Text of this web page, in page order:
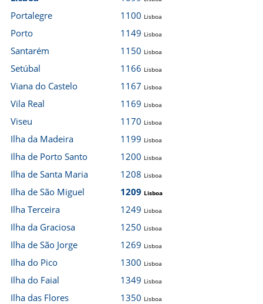
Portalegre
Porto
Santarém
Setúbal
Viana do Castelo
Vila Real
Viseu
Ilha da Madeira
Ilha de Porto Santo
Ilha de Santa Maria
Ilha de São Miguel
Ilha Terceira
Ilha da Graciosa
Ilha de São Jorge
Ilha do Pico
Ilha do Faial
Ilha das Flores
1100 Lisboa
1149 Lisboa
1150 Lisboa
1166 Lisboa
1167 Lisboa
1169 Lisboa
1170 Lisboa
1199 Lisboa
1200 Lisboa
1208 Lisboa
1209 Lisboa
1249 Lisboa
1250 Lisboa
1269 Lisboa
1300 Lisboa
1349 Lisboa
1350 Lisboa